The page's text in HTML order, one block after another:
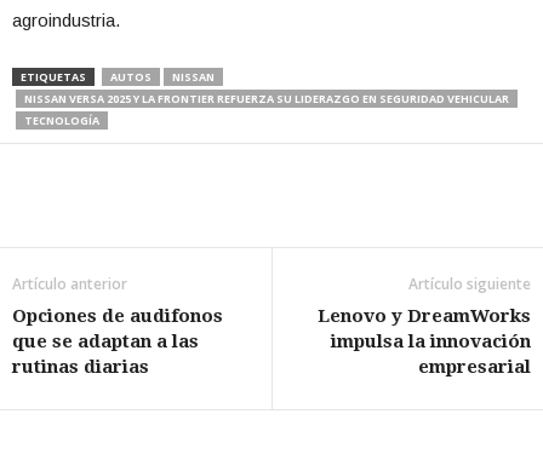
agroindustria.
ETIQUETAS AUTOS
NISSAN
NISSAN VERSA 2025 Y LA FRONTIER REFUERZA SU LIDERAZGO EN SEGURIDAD VEHICULAR
TECNOLOGÍA
Artículo anterior
Opciones de audifonos
que se adaptan a las
rutinas diarias
Artículo siguiente
Lenovo y DreamWorks
impulsa la innovación
empresarial